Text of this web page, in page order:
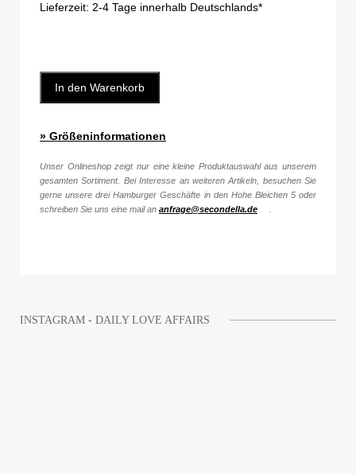
Lieferzeit: 2-4 Tage innerhalb Deutschlands*
In den Warenkorb
» Größeninformationen
Unser Onlineshop zeigt nur eine kleine Produktauswahl aus unserem
gesamten Sortiment. Bei Interesse an weiteren Artikeln, besuchen Sie
gerne unsere drei Hamburger Geschäfte in den Hohe Bleichen 5 oder
schreiben Sie uns eine mail an anfrage@secondella.de
INSTAGRAM - DAILY LOVE AFFAIRS